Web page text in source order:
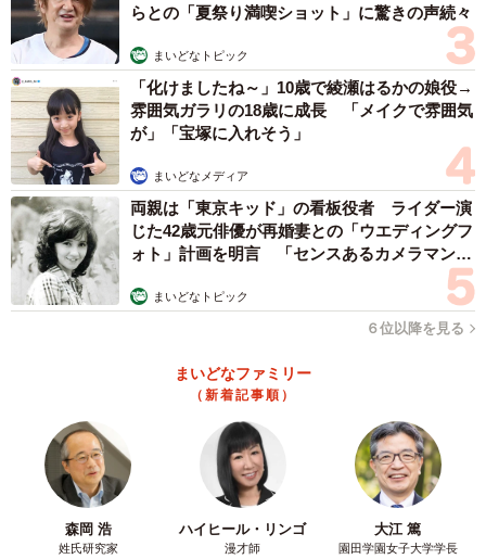
して全身につながる毛玉や下半身のふん尿まみれの毛玉を
はさみで切っていきました。最後に流動食を少しずつ飲ま
せて皮下からも点滴…治療を尽くしても、猫の瞳孔はずっ
と開いたまま、手足は突っ張りかなり危険な状態でした。
その日の“山”は抜けましたが、今も自力で立つことも顔を上
げることさえもできないという猫。頭部のけがの痕やお腹
の膨らみも見つかり、殴られた可能性もあるとか。現在
は、密室に置き去りにされ極度の脱水と飢えと暑さなどか
ら脳障害を起こしていたため、容態が急変する可能性もあ
り酸素室で治療を続けているそうです。
らとの「夏祭り満喫ショット」に驚きの声続々
まいどなトピック
「化けましたね～」10歳で綾瀬はるかの娘役→
雰囲気ガラリの18歳に成長 「メイクで雰囲気
が」「宝塚に入れそう」
まいどなメディア
両親は「東京キッド」の看板役者 ライダー演
じた42歳元俳優が再婚妻との「ウエディングフ
ォト」計画を明言 「センスあるカメラマン求
まいどなトピック
６位以降を見る
まいどなファミリー
（新着記事順）
森岡 浩
姓氏研究家
ハイヒール・リンゴ
漫才師
大江 篤
園田学園女子大学学長